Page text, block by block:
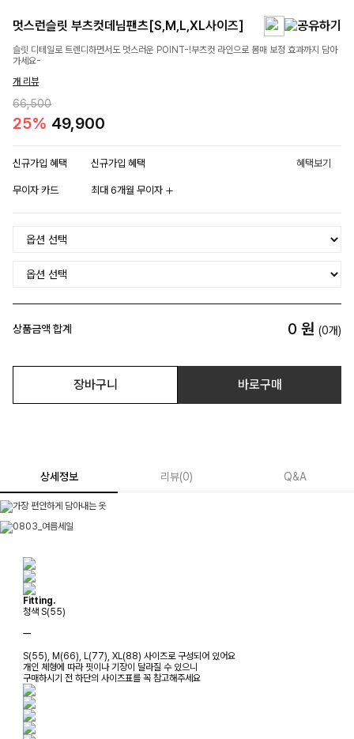
멋스런슬릿 부츠컷데님팬츠[S,M,L,XL사이즈]
슬릿 디테일로 트렌디하면서도 멋스러운 POINT-!부츠컷 라인으로 몸매 보정 효과까지 담아
가세요-
개 리뷰
66,500
25% 49,900
신규가입 혜택 신규가입 혜택 혜택보기
무이자 카드 최대 6개월 무이자
상품금액 합계 0 원 (0개)
장바구니 바로구매
상세정보 리뷰(0) Q&A
Fitting.
청색 S(55)
ㅡ
S(55), M(66), L(77), XL(88) 사이즈로 구성되어 있어요
개인 체형에 따라 핏이나 기장이 달라질 수 있으니
구매하시기 전 하단의 사이즈표를 꼭 참고해주세요